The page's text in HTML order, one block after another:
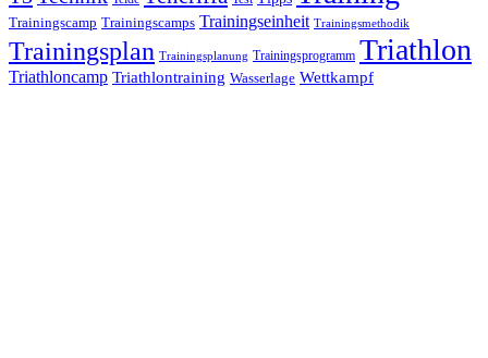
Trainingscamp Trainingscamps Trainingseinheit Trainingsmethodik
Trainingsplan Trainingsplanung Trainingsprogramm Triathlon
Triathloncamp Triathlontraining Wasserlage Wettkampf